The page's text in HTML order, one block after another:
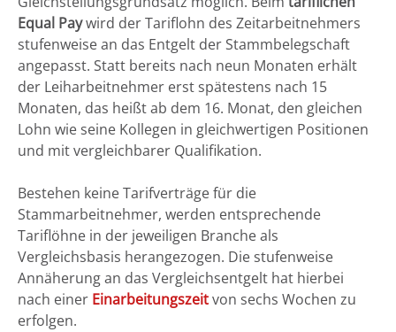
Equal Paywird der Tariflohn des Zeitarbeitnehmers
stufenweise an das Entgelt der Stammbelegschaft
angepasst. Statt bereits nach neun Monaten erhält
der Leiharbeitnehmer erst spätestens nach 15
Monaten, das heißt ab dem 16. Monat, den gleichen
Lohn wie seine Kollegen in gleichwertigen Positionen
und mit vergleichbarer Qualifikation.
Bestehen keine Tarifverträge für die
Stammarbeitnehmer, werden entsprechende
Tariflöhne in der jeweiligen Branche als
Vergleichsbasis herangezogen. Die stufenweise
Annäherung an das Vergleichsentgelt hat hierbei
nach einer Einarbeitungszeitvon sechs Wochen zu
erfolgen.